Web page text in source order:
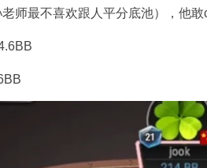
师最不喜欢跟人平分底池），他敢